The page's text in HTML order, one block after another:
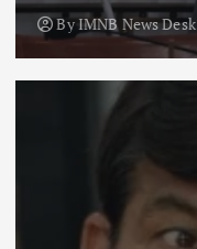
ByIMNB News Desk